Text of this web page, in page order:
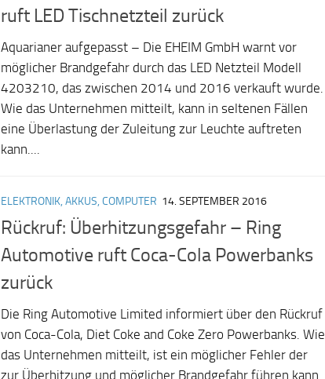
ruft LED Tischnetzteil zurück
Aquarianer aufgepasst – Die EHEIM GmbH warnt vor
möglicher Brandgefahr durch das LED Netzteil Modell
4203210, das zwischen 2014 und 2016 verkauft wurde.
Wie das Unternehmen mitteilt, kann in seltenen Fällen
eine Überlastung der Zuleitung zur Leuchte auftreten
kann....
ELEKTRONIK, AKKUS, COMPUTER 14. SEPTEMBER 2016
Rückruf: Überhitzungsgefahr – Ring
Automotive ruft Coca-Cola Powerbanks
zurück
Die Ring Automotive Limited informiert über den Rückruf
von Coca-Cola, Diet Coke and Coke Zero Powerbanks. Wie
das Unternehmen mitteilt, ist ein möglicher Fehler der
zur Überhitzung und möglicher Brandgefahr führen kann